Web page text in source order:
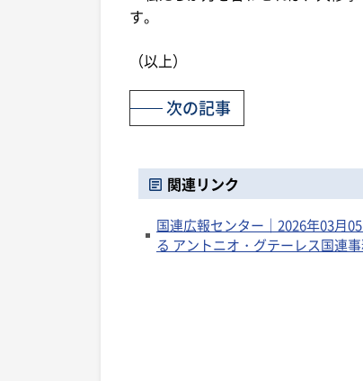
す。
（以上）
次の記事
関連リンク
国連広報センター｜2026年03月
る アントニオ・グテーレス国連